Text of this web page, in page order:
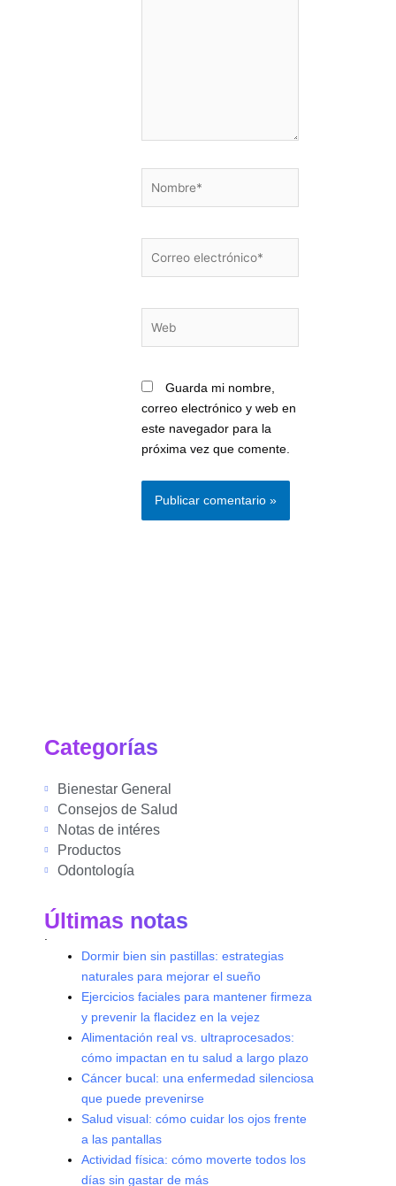
electrónico*
Guarda mi nombre,
correo electrónico y web en
este navegador para la
próxima vez que comente.
Categorías
Bienestar General
Consejos de Salud
Notas de intéres
Productos
Odontología
Últimas notas
Dormir bien sin pastillas: estrategias
naturales para mejorar el sueño
Ejercicios faciales para mantener firmeza
y prevenir la flacidez en la vejez
Alimentación real vs. ultraprocesados:
cómo impactan en tu salud a largo plazo
Cáncer bucal: una enfermedad silenciosa
que puede prevenirse
Salud visual: cómo cuidar los ojos frente
a las pantallas
Actividad física: cómo moverte todos los
días sin gastar de más